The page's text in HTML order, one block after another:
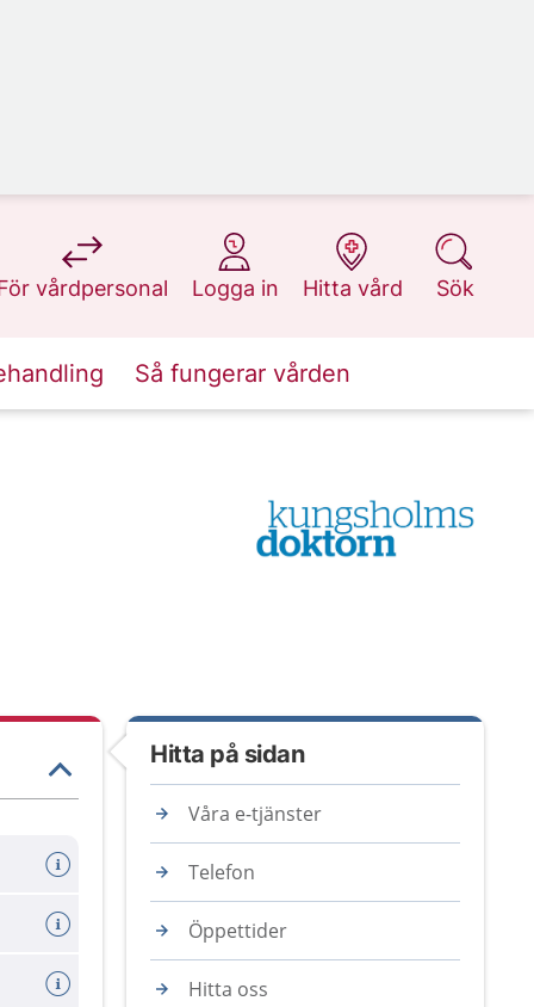
vårdpersonal
på 1177.se
Logga in
på 1177.se
Hitta vård
på 1177.se
Sök
på 1177.se
Så fungerar vården
Hitta på sidan
Våra e-tjänster
Telefon
Öppettider
Hitta oss